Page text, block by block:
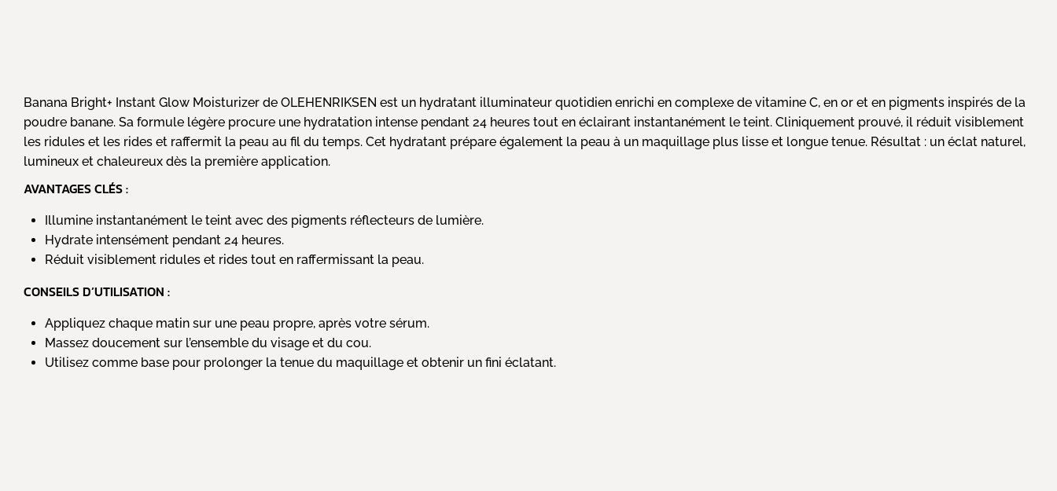
Banana Bright+ Instant Glow Moisturizer de OLEHENRIKSEN est un hydratant illuminateur quotidien enrichi en complexe de vitamine C, en or et en pigments inspirés de la
poudre banane. Sa formule légère procure une hydratation intense pendant 24 heures tout en éclairant instantanément le teint. Cliniquement prouvé, il réduit visiblement
les ridules et les rides et raffermit la peau au fil du temps. Cet hydratant prépare également la peau à un maquillage plus lisse et longue tenue. Résultat : un éclat naturel,
lumineux et chaleureux dès la première application.
AVANTAGES CLÉS :
Illumine instantanément le teint avec des pigments réflecteurs de lumière.
Hydrate intensément pendant 24 heures.
Réduit visiblement ridules et rides tout en raffermissant la peau.
CONSEILS D’UTILISATION :
Appliquez chaque matin sur une peau propre, après votre sérum.
Massez doucement sur l’ensemble du visage et du cou.
Utilisez comme base pour prolonger la tenue du maquillage et obtenir un fini éclatant.